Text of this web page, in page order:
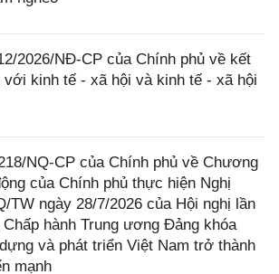
2026/NĐ-CP của Chính phủ về kết
với kinh tế - xã hội và kinh tế - xã hội
NQ-CP của Chính phủ về Chương
của Chính phủ thực hiện Nghị
TW ngày 28/7/2026 của Hội nghị lần
hành Trung ương Đảng khóa
và phát triển Việt Nam trở thành
mạnh